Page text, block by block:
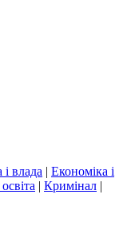
влада | Економіка і
| Кримінал |